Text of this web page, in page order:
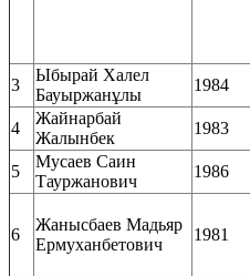
3
Ыбырай Халел
Бауыржанұлы
1984
4
Жайнарбай
Жалынбек
1983
5
Мусаев Саин
Тауржанович
1986
6
Жанысбаев Мадьяр
Ермуханбетович
1981